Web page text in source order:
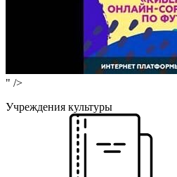
" />
Учреждения культуры